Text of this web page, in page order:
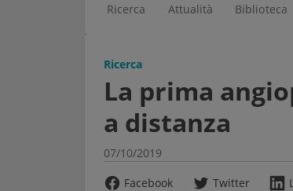
Ricerca Attualità Biblioteca
Ricerca
La prima
a distanza
07/10/2019
Facebook
Twitter